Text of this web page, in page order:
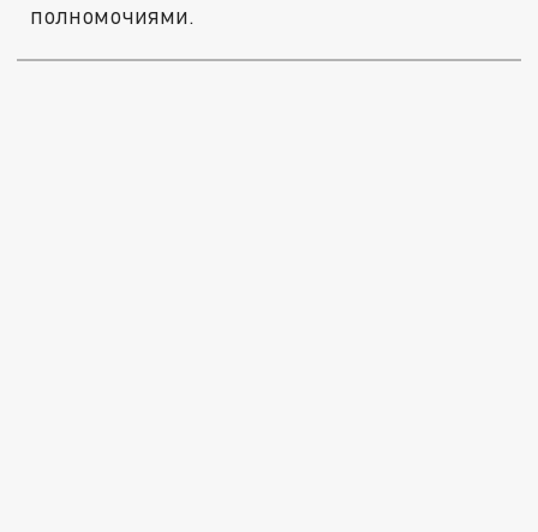
полномочиями.